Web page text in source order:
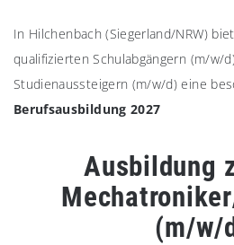
In Hilchenbach (Siegerland/NRW)
qualifizierten Schulabgängern (m/w/
Studienaussteigern (m/w/d) eine
Berufsausbildung 2027
Ausbildung
(m/w/